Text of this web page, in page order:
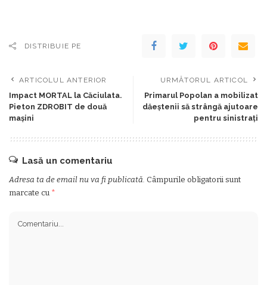
DISTRIBUIE PE
ARTICOLUL ANTERIOR
Impact MORTAL la Căciulata.
Pieton ZDROBIT de două
maşini
URMĂTORUL ARTICOL
Primarul Popolan a mobilizat
dăeştenii să strângă ajutoare
pentru sinistraţi
Lasă un comentariu
Adresa ta de email nu va fi publicată. Câmpurile obligatorii sunt
marcate cu *